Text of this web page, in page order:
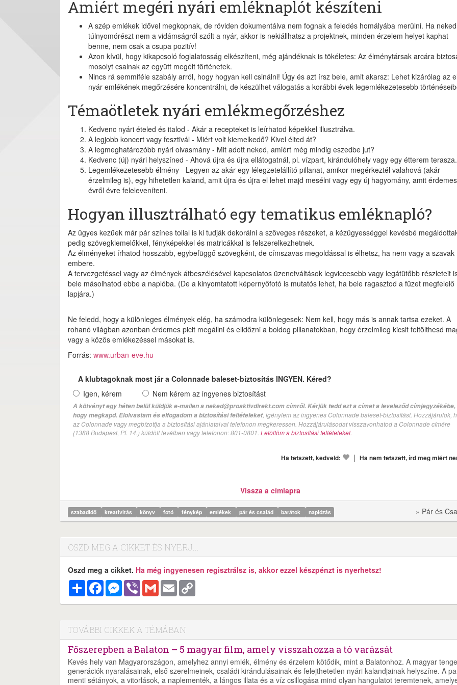
Amiért megéri nyári emléknaplót készíteni
A szép emlékek idővel megkopnak, de röviden dokumentálva nem fognak a feledés homályába merülni. Ha neked
túlnyomórészt nem a vidámságról szólt a nyár, akkor is nekiállhatsz a projektnek, minden érzelem helyet kaphat
benne, nem csak a csupa pozitív!
Azon kívül, hogy kikapcsoló foglalatosság elkészíteni, még ajándéknak is tökéletes: Az élménytársak arcára
mosolyt csalnak az együtt megélt történetek.
Nincs rá semmiféle szabály arról, hogy hogyan kell csinálni! Úgy és azt írsz bele, amit akarsz: Lehet kizárólag az
nyár emlékének megőrzésére koncentrálni, de készülhet válogatás a korábbi évek legemlékezetesebb
Témaötletek nyári emlékmegőrzéshez
Kedvenc nyári ételed és italod - Akár a recepteket is leírhatod képekkel illusztrálva.
A legjobb koncert vagy fesztivál - Miért volt kiemelkedő? Kivel élted át?
A legmeghatározóbb nyári olvasmány - Mit adott neked, amiért még mindig eszedbe jut?
Kedvenc (új) nyári helyszíned - Ahová újra és újra ellátogatnál, pl. vízpart, kirándulóhely vagy egy étterem terasza.
Legemlékezetesebb élmény - Legyen az akár egy lélegzetelállító pillanat, amikor megérkeztél valahová (akár
érzelmileg is), egy hihetetlen kaland, amit újra és újra el lehet majd mesélni vagy egy új hagyomány, amit érdemes
évről évre feleleveníteni.
Hogyan illusztrálható egy tematikus emléknapló?
Az ügyes kezűek már pár színes tollal is ki tudják dekorálni a szöveges részeket, a kézügyességgel kevésbé
pedig szövegkiemelőkkel, fényképekkel és matricákkal is felszerelkezhetnek.
Az élményeket írhatod hosszabb, egybefüggő szövegként, de címszavas megoldással is élhetsz, ha nem vagy a szavak
embere.
A tervezgetéssel vagy az élmények átbeszélésével kapcsolatos üzenetváltások legviccesebb vagy legátütőbb részleteit
bele másolhatod ebbe a naplóba. (De a kinyomtatott képernyőfotó is mutatós lehet, ha bele ragasztod a füzet megfelelő
lapjára.)
Ne feledd, hogy a különleges élmények elég, ha számodra különlegesek: Nem kell, hogy más is annak tartsa ezeket. A
rohanó világban azonban érdemes picit megállni és elidőzni a boldog pillanatokban, hogy érzelmileg kicsit feltölthesd
vagy a közös emlékezéssel másokat is.
Forrás: www.urban-eve.hu
A klubtagoknak most jár a Colonnade baleset-biztosítás INGYEN. Kéred?
Igen, kérem
Nem kérem az ingyenes biztosítást
A kötvényt egy héten belül küldjük e-mailen a neked@proaktivdirekt.com címről. Kérjük tedd ezt a címet a leveleződ címjegyzékébe,
hogy megkapd. Elolvastam és elfogadom a biztosítási feltételeket, igénylem az ingyenes Colonnade baleset-biztosítást. Hozzájárulok,
az Colonnade vagy megbízottja a biztosítási ajánlataival telefonon megkeressen. Hozzájárulásodat visszavonhatod a Colonnade címére
(1388 Budapest, Pf. 14.) küldött levélben vagy telefonon: 801-0801. Letöltöm a biztosítási feltételeket.
Ha tetszett, kedveld: | Ha nem tetszett, írd meg miért
Vissza a címlapra
szabadidő kreativitás könyv fotó fénykép emlékek pár és család barátok naplózás » Pár és
OSZD MEG A CIKKET ÉS NYERJ...
Oszd meg a cikket. Ha még ingyenesen regisztrálsz is, akkor ezzel készpénzt is nyerhetsz!
MegosztásFacebookMessenger
Viber Gmail Email
TOVÁBBI CIKKEK A TÉMÁBAN
Főszerepben a Balaton – 5 magyar film, amely visszahozza a tó varázsát
Kevés hely van Magyarországon, amelyhez annyi emlék, élmény és érzelem kötődik, mint a Balatonhoz. A magyar
generációk nyaralásainak, első szerelmeinek, családi kirándulásainak és felejthetetlen nyári kalandjainak helyszíne. A
menti sétányok, a vitorlások, a naplementék, a lángos illata és a víz csillogása mind olyan hangulatot teremtenek,
és
naponta